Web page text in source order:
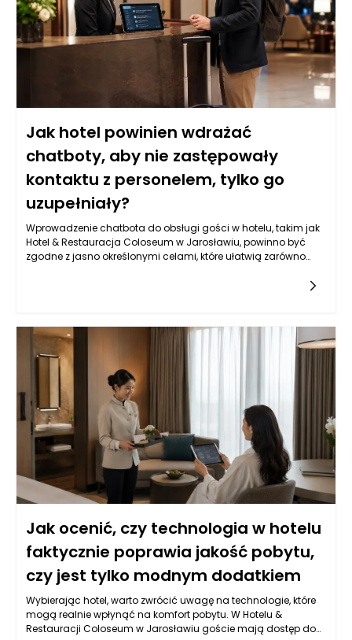
Jak hotel powinien wdrażać
chatboty, aby nie zastępowały
kontaktu z personelem, tylko go
uzupełniały?
Wprowadzenie chatbota do obsługi gości w hotelu, takim jak
Hotel & Restauracja Coloseum w Jarosławiu, powinno być
zgodne z jasno określonymi celami, które ułatwią zarówno
zwiększenie dostępności informacji oraz możliwości interakcji.
pokoi, menu czy atrakcji w okolicy. Warto, aby jego działanie
nie ograniczało się jedynie do udzielania odpowiedzi na
często zadawane pytania. Powinien także potrafić skierować
gości do odpowiednich osób w zespole, gdy konkretne
zapytania wymagają interwencji człowieka. Obiekt w
Jarosławiu, ze swoim eleganckim designem i szeroką ofertą,
ma szansę na zbudowanie silniejszych relacji z klientami
dzięki większej efektywności obsługi.
Jak ocenić, czy technologia w hotelu
faktycznie poprawia jakość pobytu,
czy jest tylko modnym dodatkiem
Wybierając hotel, warto zwrócić uwagę na technologie, które
mogą realnie wpłynąć na komfort pobytu. W Hotelu &
Restauracji Coloseum w Jarosławiu goście mają dostęp do